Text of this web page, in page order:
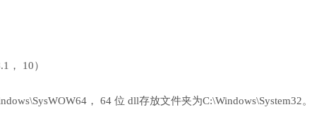
， 10）
， 64 位 dll存放文件夹为C:\Windows\System32。